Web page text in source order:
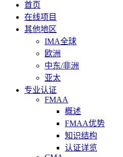
首页
在线项目
其他地区
IMA全球
欧洲
中东/非洲
亚太
专业认证
FMAA
概述
FMAA优势
知识结构
认证详览